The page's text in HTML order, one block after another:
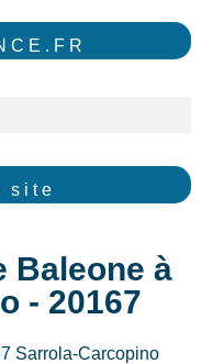
site
Baleone à
- 20167
Sarrola-Carcopino